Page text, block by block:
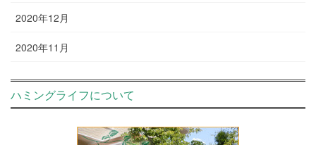
2020年12月
2020年11月
ハミングライフについて